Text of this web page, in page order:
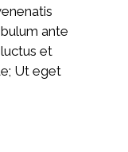
ante
et
Ut eget